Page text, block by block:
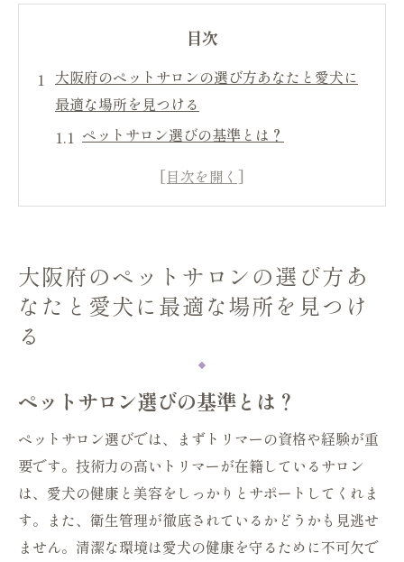
目次
大阪府のペットサロンの選び方あなたと愛犬に
最適な場所を見つける
ペットサロン選びの基準とは？
信頼できるペットサロンを見極めるポイン
地域密着のサロンが持つ魅力
初めてのペットサロン体験で確認すべきこ
ペットサロンギャラリーの魅力心地よいサービ
スで愛犬をもっと美しく
ペットサロンギャラリーの特別なサービス
とは
愛犬の美しさを引き出す施術メニュー
リラックスできる空間作りの工夫
スタッフの専門知識と安心感
大阪府のペットサロンの選び方あ
なたと愛犬に最適な場所を見つけ
る
ペットサロン選びの基準とは？
ペットサロン選びでは、まずトリマーの資格や経験が重
要です。技術力の高いトリマーが在籍しているサロン
は、愛犬の健康と美容をしっかりとサポートしてくれま
す。また、衛生管理が徹底されているかどうかも見逃せ
ません。清潔な環境は愛犬の健康を守るために不可欠で